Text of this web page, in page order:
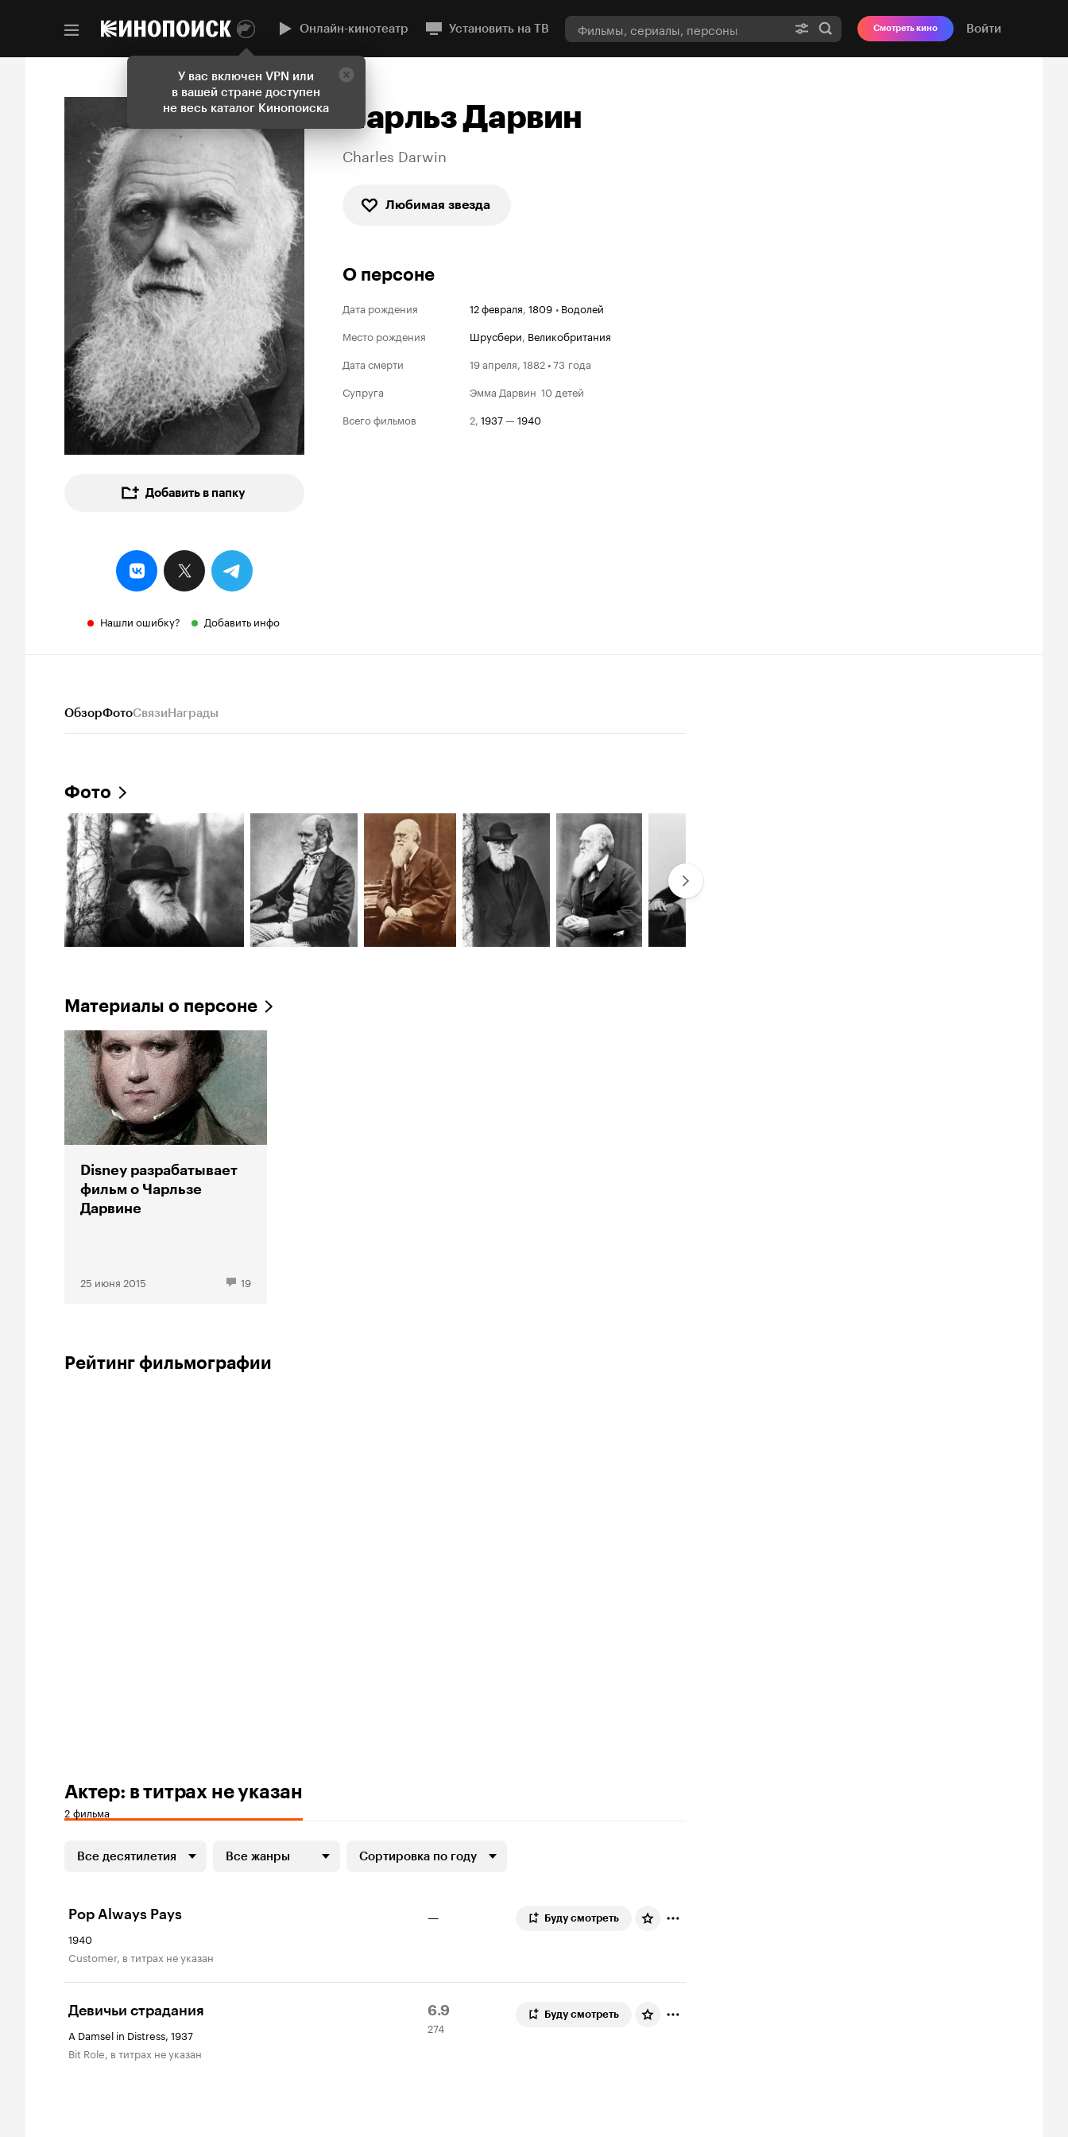
У вас включен VPN или
в вашей стране доступен
не весь каталог Кинопоиска
Онлайн-кинотеатр Установить на ТВ Смотреть кино Войти
Добавить в папку
Нашли ошибку? Добавить инфо
Чарльз Дарвин
Charles Darwin
Любимая звезда
О персоне
Дата рождения 12 февраля, 1809 • Водолей
Место рождения
Шрусбери, Великобритания
Дата смерти
19 апреля, 1882 • 73 года
Супруга
Эмма Дарвин 10 детей
Всего фильмов
2, 1937— 1940
ОбзорФотоСвязиНаграды
Фото
Материалы о персоне
Disney разрабатывает
фильм о Чарльзе
Дарвине
25 июня 2015 19
Рейтинг фильмографии
Актер: в титрах не указан
2 фильма
Все десятилетия Все жанры Сортировка по году
Pop Always Pays
1940
Customer, в титрах не указан
— Буду смотреть
Девичьи страдания
A Damsel in Distress, 1937
Bit Role, в титрах не указан
Рейтинг
Кинопоиска
6.9
274
оценки
274
Буду смотреть